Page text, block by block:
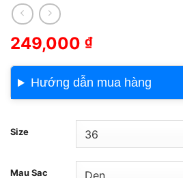
249,000 ₫
Hướng dẫn mua hàng
Size
Mau Sac